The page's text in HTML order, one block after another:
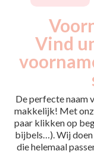
Vind
De perfecte naam
makkelijk! Met
paar klikken op
bijbels…). Wij doen
die helemaal